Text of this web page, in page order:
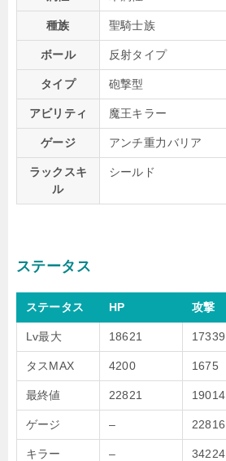
種族 聖騎士族
ボール 反射タイプ
タイプ 砲撃型
アビリティ 魔王キラー
ゲージ アンチ重力バリア
ラックスキ
ル
シールド
ステータス
ステータス HP 攻撃
Lv最大 18621 17339
タスMAX 4200 1675
最終値 22821 19014
ゲージ – 22816
キラー – 34224